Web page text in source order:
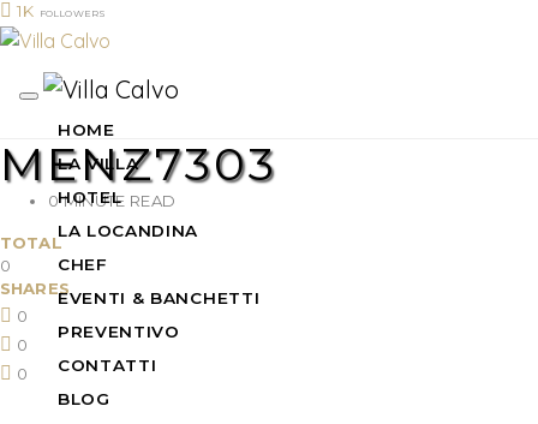
1K FOLLOWERS
HOME
LA VILLA
HOTEL
LA LOCANDINA
CHEF
EVENTI & BANCHETTI
PREVENTIVO
CONTATTI
BLOG
MENZ7303
0 MINUTE READ
TOTAL
0
SHARES
0
0
0